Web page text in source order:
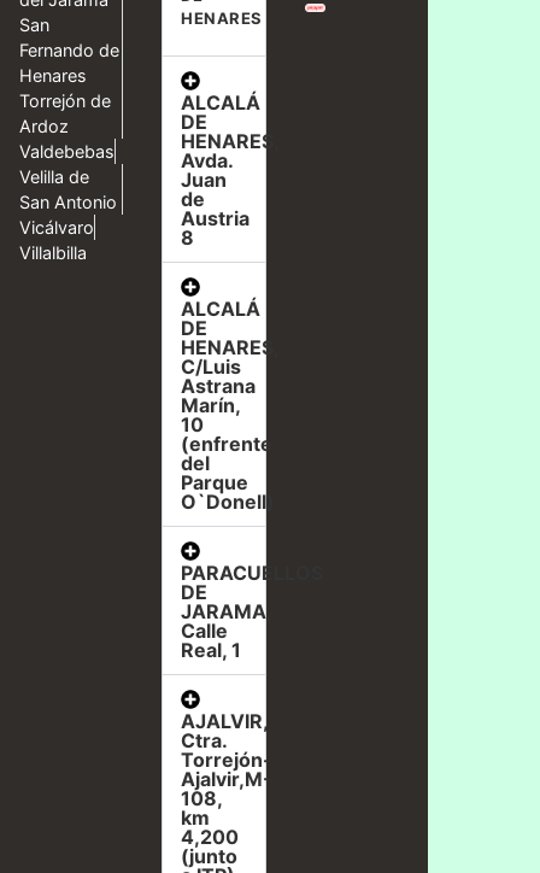
San
Fernando de
Henares
Torrejón de
Ardoz
Valdebebas
Velilla de
San Antonio
Vicálvaro
Villalbilla
HENARES
ALCALÁ
DE
HENARES,
Avda.
Juan
de
Austria
8
ALCALÁ
DE
HENARES,
C/Luis
Astrana
Marín,
10
(enfrente
del
Parque
O`Donell)
PARACUELLOS
DE
JARAMA,
Calle
Real, 1
AJALVIR,
Ctra.
Torrejón-
Ajalvir,M-
108,
km
4,200
(junto